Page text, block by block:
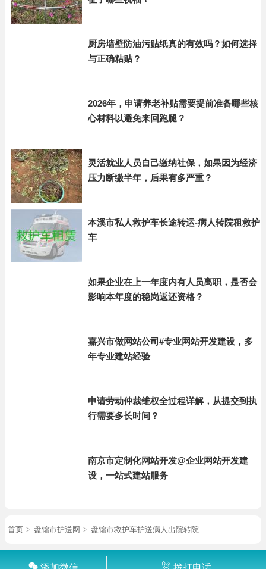
厨房墙壁防油污贴纸真的有效吗？如何选择
与正确粘贴？
2026年，申请养老补贴需要提前准备哪些核
心材料以避免来回跑腿？
灵活就业人员自己缴纳社保，如果因为经济
压力断缴半年，后果有多严重？
本溪市私人救护车长途转运-病人转院租救护
车
如果企业在上一年度内有人员离职，是否会
影响本年度的稳岗返还资格？
嘉兴市做网站公司#专业网站开发建设，多
年专业建站经验
申请劳动仲裁维权全过程详解，从提交到执
行需要多长时间？
南京市定制化网站开发@企业网站开发建
设，一站式建站服务
首页 > 盘锦市护送网 > 盘锦市救护车护送病人出院转院